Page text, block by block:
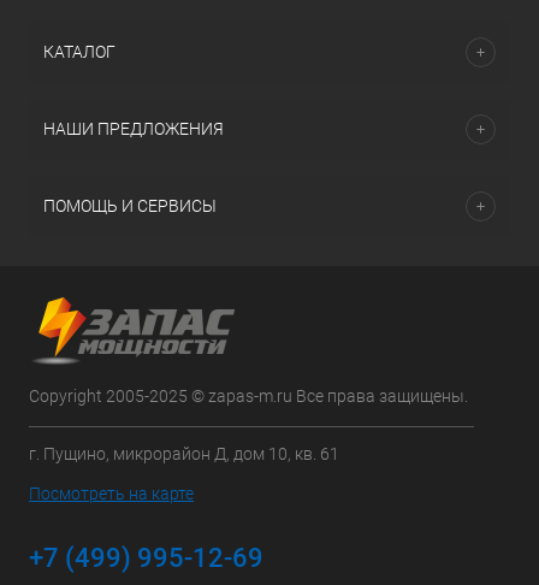
КАТАЛОГ
НАШИ ПРЕДЛОЖЕНИЯ
ПОМОЩЬ И СЕРВИСЫ
Copyright 2005-2025 © zapas-m.ru Все права защищены.
г. Пущино, микрорайон Д, дом 10, кв. 61
Посмотреть на карте
+7 (499) 995-12-69